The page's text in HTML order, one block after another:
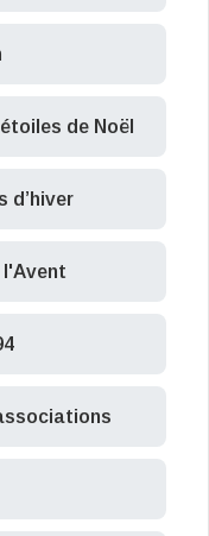
de Noël
d’hiver
l'Avent